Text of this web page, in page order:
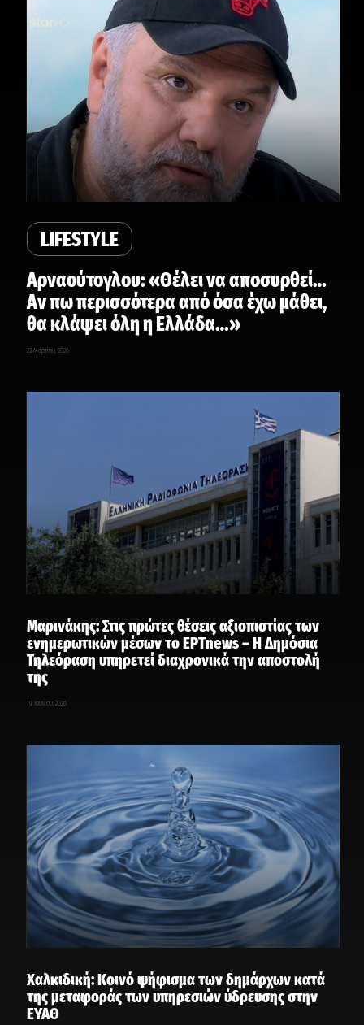
LIFESTYLE
Αρναούτογλου: «Θέλει να αποσυρθεί…
Αν πω περισσότερα από όσα έχω μάθει,
θα κλάψει όλη η Ελλάδα…»
22 Μαρτίου, 2026
Μαρινάκης: Στις πρώτες θέσεις αξιοπιστίας των
ενημερωτικών μέσων το EΡΤnews – H Δημόσια
Τηλεόραση υπηρετεί διαχρονικά την αποστολή
της
19 Ιουνίου, 2026
Χαλκιδική: Κοινό ψήφισμα των δημάρχων κατά
της μεταφοράς των υπηρεσιών ύδρευσης στην
ΕΥΑΘ